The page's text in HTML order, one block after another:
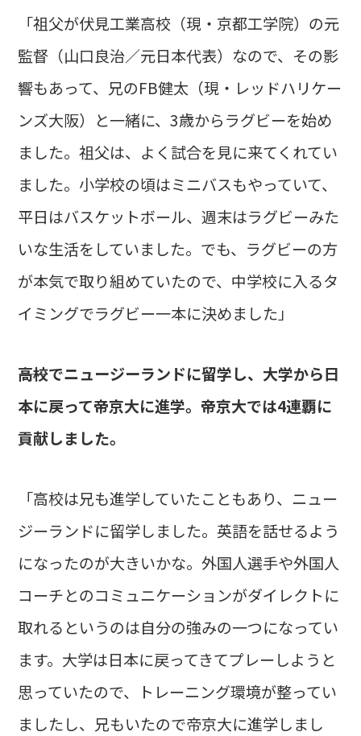
「祖父が伏見工業高校（現・京都工学院）の元
監督（山口良治／元日本代表）なので、その影
響もあって、兄のFB健太（現・レッドハリケー
ンズ大阪）と一緒に、3歳からラグビーを始め
ました。祖父は、よく試合を見に来てくれてい
ました。小学校の頃はミニバスもやっていて、
平日はバスケットボール、週末はラグビーみた
いな生活をしていました。でも、ラグビーの方
が本気で取り組めていたので、中学校に入るタ
イミングでラグビー一本に決めました」
――高校でニュージーランドに留学し、大学から日
本に戻って帝京大に進学。帝京大では4連覇に
貢献しました。
「高校は兄も進学していたこともあり、ニュー
ジーランドに留学しました。英語を話せるよう
になったのが大きいかな。外国人選手や外国人
コーチとのコミュニケーションがダイレクトに
取れるというのは自分の強みの一つになってい
ます。大学は日本に戻ってきてプレーしようと
思っていたので、トレーニング環境が整ってい
ましたし、兄もいたので帝京大に進学しまし